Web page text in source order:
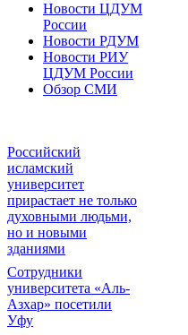
Новости ЦДУМ
России
Новости РДУМ
Новости РИУ
ЦДУМ России
Обзор СМИ
Российский
исламский
университет
прирастает не только
духовными людьми,
но и новыми
зданиями
Сотрудники
университета «Аль-
Азхар» посетили
Уфу